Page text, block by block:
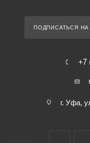
ПОДПИСАТЬСЯ НА
+7
г. Уфа,